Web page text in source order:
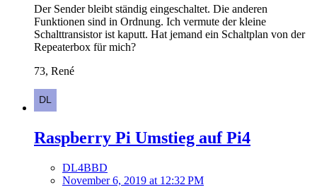
Der Sender bleibt ständig eingeschaltet. Die anderen
Funktionen sind in Ordnung. Ich vermute der kleine
Schalttransistor ist kaputt. Hat jemand ein Schaltplan von der
Repeaterbox für mich?
73, René
Raspberry Pi Umstieg auf Pi4
DL4BBD
November 6, 2019 at 12:32 PM